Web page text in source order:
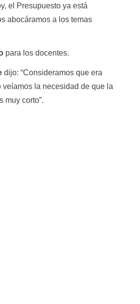
el Presupuesto ya está
abocáramos a los temas
para los docentes.
dijo: “Consideramos que era
la necesidad de que la
muy corto”.